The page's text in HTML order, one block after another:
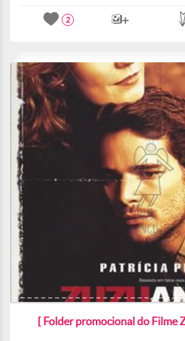
2
[ Folder promocional do Filme